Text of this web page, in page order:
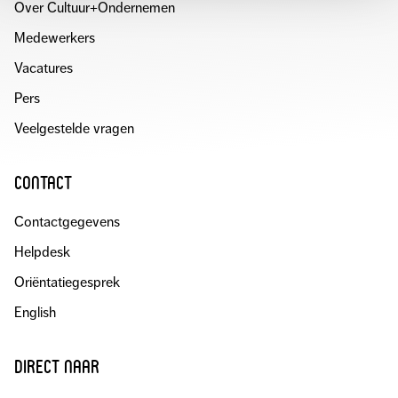
Over Cultuur+Ondernemen
Medewerkers
Vacatures
Pers
Veelgestelde vragen
contact
Contactgegevens
Helpdesk
Oriëntatiegesprek
English
direct naar